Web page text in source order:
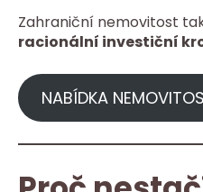
Zahraniční nemovitost
racionální investiční
NABÍDKA